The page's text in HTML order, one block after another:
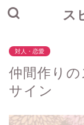
ス
対人・恋愛
仲間作り
サイン